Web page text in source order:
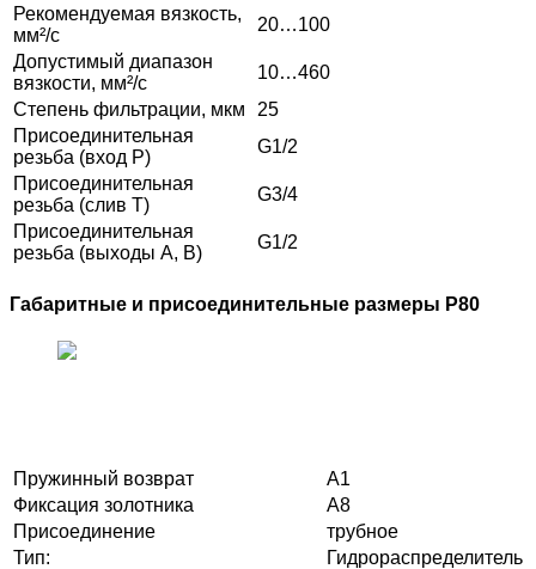
Рекомендуемая вязкость,
мм²/с
20…100
Допустимый диапазон
вязкости, мм²/с
10…460
Степень фильтрации, мкм
25
Присоединительная
резьба (вход P)
G1/2
Присоединительная
резьба (слив T)
G3/4
Присоединительная
резьба (выходы A, B)
G1/2
Габаритные и присоединительные размеры Р80
Пружинный возврат
А1
Фиксация золотника
А8
Присоединение
трубное
Тип:
Гидрораспределитель